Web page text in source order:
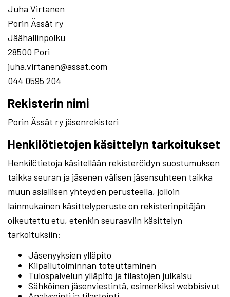
Juha Virtanen
Porin Ässät ry
Jäähallinpolku
28500 Pori
juha.virtanen@assat.com
044 0595 204
Rekisterin nimi
Porin Ässät ry jäsenrekisteri
Henkilötietojen käsittelyn tarkoitukset
Henkilötietoja käsitellään rekisteröidyn suostumuksen
taikka seuran ja jäsenen välisen jäsensuhteen taikka
muun asiallisen yhteyden perusteella, jolloin
lainmukainen käsittelyperuste on rekisterinpitäjän
oikeutettu etu, etenkin seuraaviin käsittelyn
tarkoituksiin:
Jäsenyyksien ylläpito
Kilpailutoiminnan toteuttaminen
Tulospalvelun ylläpito ja tilastojen julkaisu
Sähköinen jäsenviestintä, esimerkiksi webbisivut